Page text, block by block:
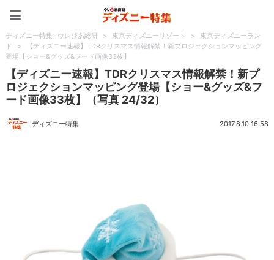
ディズニー特集 -ウレぴあ総研 > 東京ディズニーリゾート >
東京ディズニーラン
ド
>
【ディズニー速報】TDRクリスマス情報解禁！新プロジェクションマッピング
登場【ショー&グッズ&フード画像33枚】
【ディズニー速報】TDRクリスマス情報解禁！新プ
ロジェクションマッピング登場【ショー&グッズ&フ
ード画像33枚】（写真 24/32）
ディズニー特集 2017.8.10 16:58